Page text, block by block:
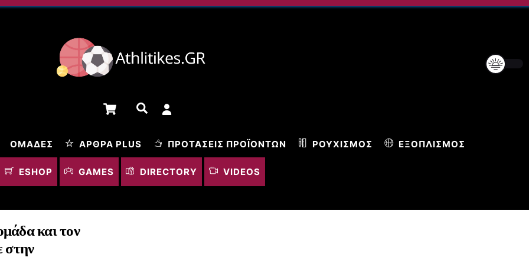
Cart Αναζήτηση
ΟΜΆΔΕΣ ΆΡΘΡΑ PLUS ΠΡΟΤΆΣΕΙΣ ΠΡΟΪΌΝΤΩΝ ΡΟΥΧΙΣΜΌΣ ΕΞΟΠΛΙΣΜΌΣ
ESHOP GAMES DIRECTORY VIDEOS
και τον
στην